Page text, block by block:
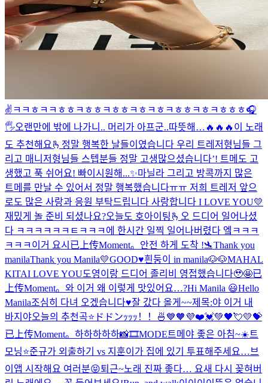
✌️ㅋㅋㅎㅋㅋㅎㅎㅋㅎㅎㅋㅎㅎㅋㅎㅋㅎㅋㅎㅎㅋㅎㅋㅎㅎㅎ🎧
🖐오랜만에 밖에 나가니.. 머리가 아프군..따뜻해… 🔥🔥🔥 이 노래
도 추천해요🫰 정말 행복한 날들이였습니다 우리 트레저형님들 그
리고 매니저형님들 스텝분들 정말 고생많으셨습니다’! 트메도 고
생했고 푹 쉬어요! 빠이 시원해...✨마닐라 그리고 방콕까지 많은
트메를 만날 수 있어서 정말 행복했습니다ㅠㅠ 저희 트레저 앞으
로도 많은 사랑과 응원 부탁드립니다 사랑합니다 I LOVE YOU💛
재밌게 놀 준비 되셨나요?오늘도 호아이팅🫰 오 드디어 일어나셨
다 ㅋㅋㅋㅋㅋㅋㅌㅋㅋㅋ 에 한시간 일찍 일어나버렸다 엨ㅋㅋㅋ
ㅋㅋㅋ이거 요시 已上传Moment。 안전 하게 도착 !🛬Thank you
manilaThank you Manila💛GOOD♥️흰둥이 in manila🐶🐶MAHAL
KITAI LOVE YOU도영이랑 드디어 졸리비 영접했습니다🥹🤩已
上传Moment。 와 이거 왜 이렇게 맛있어요…?Hi Manila 😃Hello
Manila조심히 다녀 오겠습니다♥️잘 갔다 올게~~제목:야 이거 내
바지야오늘의 추천곡⭐️ ドドンｯｯｯ！！🍜 💙🧡💜❤️💓💚🖤💘💛💝
已上传Moment。 하하하하하📸🎞MODE트메야 좋은 아침~☀️트
모닝⭐️준규가 외출하기 vs 지훈이가 집에 있기 투표해주세요…브
이앱 시작해요 여러분😝퇴근~노래 진짜 좋다… 요새 다시 꽂혀버